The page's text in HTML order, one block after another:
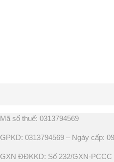
Mã số thuế: 0313794569
GPKD: 0313794569 – Ngày cấp:
GXN ĐĐKKD: Số 232/GXN-PCCC